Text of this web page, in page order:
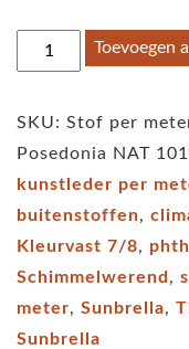
Stof
per
Toevoegen
SKU: Stof per
Posedonia NAT
kunstleder per
buitenstoffen,
Kleurvast 7/8,
Schimmelwerend ,
meter, Sunbrella,
Sunbrella